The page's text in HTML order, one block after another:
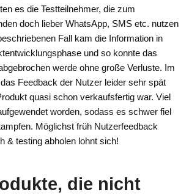
es die Testteilnehmer, die zum
doch lieber WhatsApp, SMS etc. nutzen
Fall kam die Information in
und so konnte das
werde ohne große Verluste. Im
Feedback der Nutzer leider sehr spät
quasi schon verkaufsfertig war. Viel
worden, sodass es schwer fiel
Möglichst früh Nutzerfeedback
& testing abholen lohnt sich!
die nicht